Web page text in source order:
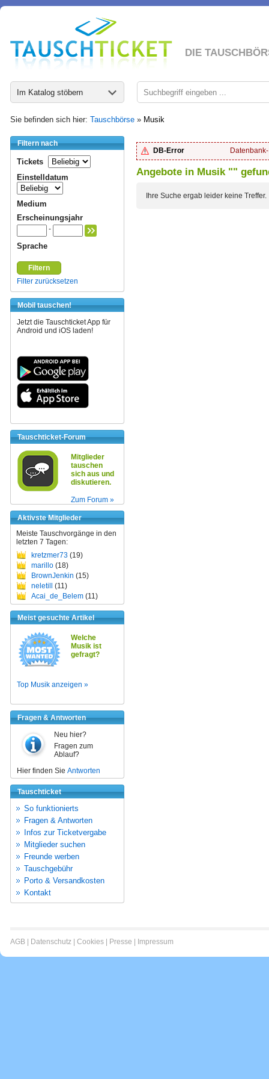
DIE
Im Katalog stöbern
Sie befinden sich hier: Tauschbörse » Musik
Filtern nach
Tickets
Einstelldatum
Medium
Erscheinungsjahr
-
Sprache
Filtern
Filter zurücksetzen
Mobil tauschen!
Jetzt die Tauschticket App für
Android und iOS laden!
Tauschticket-Forum
Mitglieder
tauschen
sich aus und
diskutieren.
Zum Forum »
Aktivste Mitglieder
Meiste Tauschvorgänge in den
letzten 7 Tagen:
kretzmer73 (19)
marillo (18)
BrownJenkin (15)
neletill (11)
Acai_de_Belem (11)
Meist gesuchte Artikel
Welche
Musik ist
gefragt?
Top Musik anzeigen »
Fragen & Antworten
Neu hier?
Fragen zum
Ablauf?
Hier finden Sie Antworten
Tauschticket
So funktionierts
Fragen & Antworten
Infos zur Ticketvergabe
Mitglieder suchen
Freunde werben
Tauschgebühr
Porto & Versandkosten
Kontakt
DB-Error
Angebote in Musik ""
Ihre Suche ergab leider keine Treffer.
AGB | Datenschutz | Cookies | Presse | Impressum